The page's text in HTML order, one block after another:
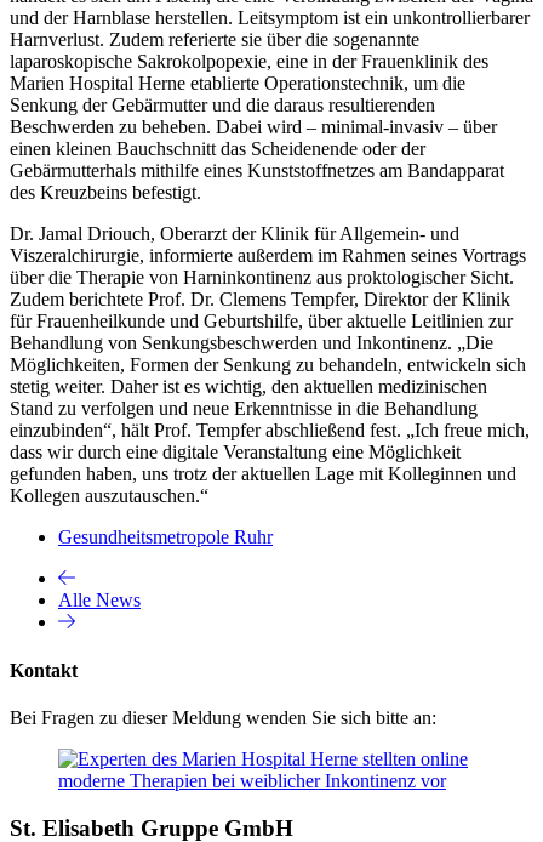
und der Harnblase herstellen. Leitsymptom ist ein unkontrollierbarer
Harnverlust. Zudem referierte sie über die sogenannte
laparoskopische Sakrokolpopexie, eine in der Frauenklinik des
Marien Hospital Herne etablierte Operationstechnik, um die
Senkung der Gebärmutter und die daraus resultierenden
Beschwerden zu beheben. Dabei wird – minimal-invasiv – über
einen kleinen Bauchschnitt das Scheidenende oder der
Gebärmutterhals mithilfe eines Kunststoffnetzes am Bandapparat
des Kreuzbeins befestigt.
Dr. Jamal Driouch, Oberarzt der Klinik für Allgemein- und
Viszeralchirurgie, informierte außerdem im Rahmen seines Vortrags
über die Therapie von Harninkontinenz aus proktologischer Sicht.
Zudem berichtete Prof. Dr. Clemens Tempfer, Direktor der Klinik
für Frauenheilkunde und Geburtshilfe, über aktuelle Leitlinien zur
Behandlung von Senkungsbeschwerden und Inkontinenz. „Die
Möglichkeiten, Formen der Senkung zu behandeln, entwickeln sich
stetig weiter. Daher ist es wichtig, den aktuellen medizinischen
Stand zu verfolgen und neue Erkenntnisse in die Behandlung
einzubinden“, hält Prof. Tempfer abschließend fest. „Ich freue mich,
dass wir durch eine digitale Veranstaltung eine Möglichkeit
gefunden haben, uns trotz der aktuellen Lage mit Kolleginnen und
Kollegen auszutauschen.“
Gesundheitsmetropole Ruhr
Alle News
Kontakt
Bei Fragen zu dieser Meldung wenden Sie sich bitte an:
St. Elisabeth Gruppe GmbH